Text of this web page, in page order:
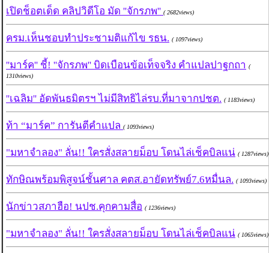
เปิดช็อตเด็ด คลิปวิดีโอ มัด ''จักรภพ'' ( 2682views)
ครม.เห็นชอบทำประชามติแก้ไข รธน. ( 1097views)
''มาร์ค'' ชี้! ''จักรภพ'' บิดเบือนข้อเท็จจริง คำแปลปาฐกถา (
1310views)
''เฉลิม'' อัดพันธมิตรฯ ไม่มีสิทธิไล่รบ.ที่มาจากปชต. ( 1183views)
ท้า “มาร์ค” การันตีคำแปล ( 1093views)
"มหาจำลอง" ลั่น!! ใครสั่งสลายม็อบ โดนไล่เช็คบิลแน่ ( 1287views)
ทักษิณพร้อมพิสูจน์ชั้นศาล คตส.อายัดทรัพย์7.6หมื่นล. ( 1093views)
นักข่าวสภาฮือ! นปช.คุกคามสื่อ ( 1236views)
"มหาจำลอง" ลั่น!! ใครสั่งสลายม็อบ โดนไล่เช็คบิลแน่ ( 1065views)